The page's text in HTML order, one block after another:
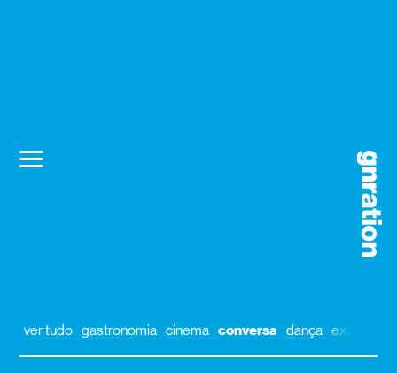
ver tudo gastronomia cinema conversa dança exposição